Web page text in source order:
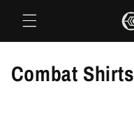
para o
conteúdo
C
Combat Shirts